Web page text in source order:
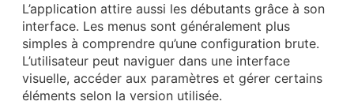
L’application attire aussi les débutants grâce à son
interface. Les menus sont généralement plus
simples à comprendre qu’une configuration brute.
L’utilisateur peut naviguer dans une interface
visuelle, accéder aux paramètres et gérer certains
éléments selon la version utilisée.